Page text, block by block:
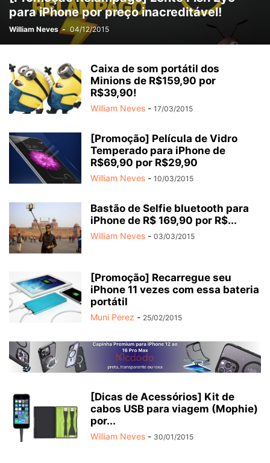
para iPhone por preço inacreditável!
William Neves - 04/12/2015
Caixa de som portátil dos
Minions de R$159,90 por
R$39,90!
William Neves - 17/03/2015
[Promoção] Película de Vidro
Temperado para iPhone de
R$69,90 por R$29,90
William Neves - 10/03/2015
Bastão de Selfie bluetooth para
iPhone de R$ 169,90 por R$...
William Neves - 03/03/2015
[Promoção] Recarregue seu
iPhone 11 vezes com essa bateria
portátil
Muni Perez - 25/02/2015
[Dicas de Acessórios] Kit de
cabos USB para viagem (Mophie)
por...
William Neves - 30/01/2015